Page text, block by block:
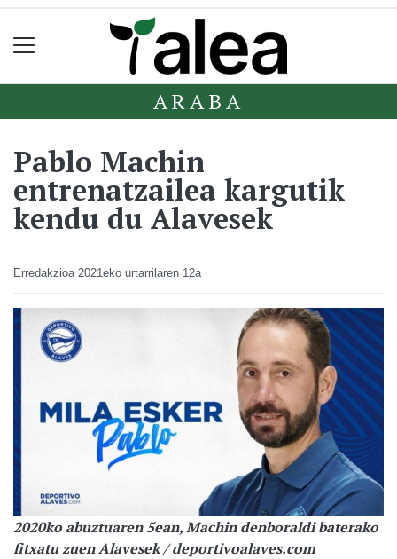
ARABA
Pablo Machin
entrenatzailea kargutik
kendu du Alavesek
Erredakzioa 2021eko urtarrilaren 12a
2020ko abuztuaren 5ean, Machin denboraldi baterako
fitxatu zuen Alavesek / deportivoalaves.com